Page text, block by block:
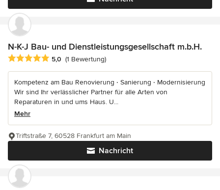
N-K-J Bau- und Dienstleistungsgesellschaft m.b.H.
Durchschnittliche Bewertung: 5 von 5 Sternen
5,0 (1 Bewertung)
Kompetenz am Bau Renovierung ‧ Sanierung ‧ Modernisierung
Wir sind Ihr verlässlicher Partner für alle Arten von
Reparaturen in und ums Haus. U...
Mehr
Nachricht
Triftstraße 7, 60528 Frankfurt am Main